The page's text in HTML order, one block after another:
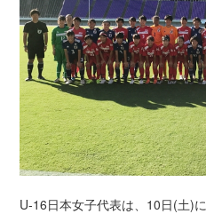
U-16日本女子代表は、10日(土)